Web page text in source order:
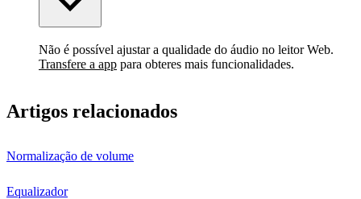
Não é possível ajustar a qualidade do áudio no leitor Web.
Transfere a app para obteres mais funcionalidades.
Artigos relacionados
Normalização de volume
Equalizador